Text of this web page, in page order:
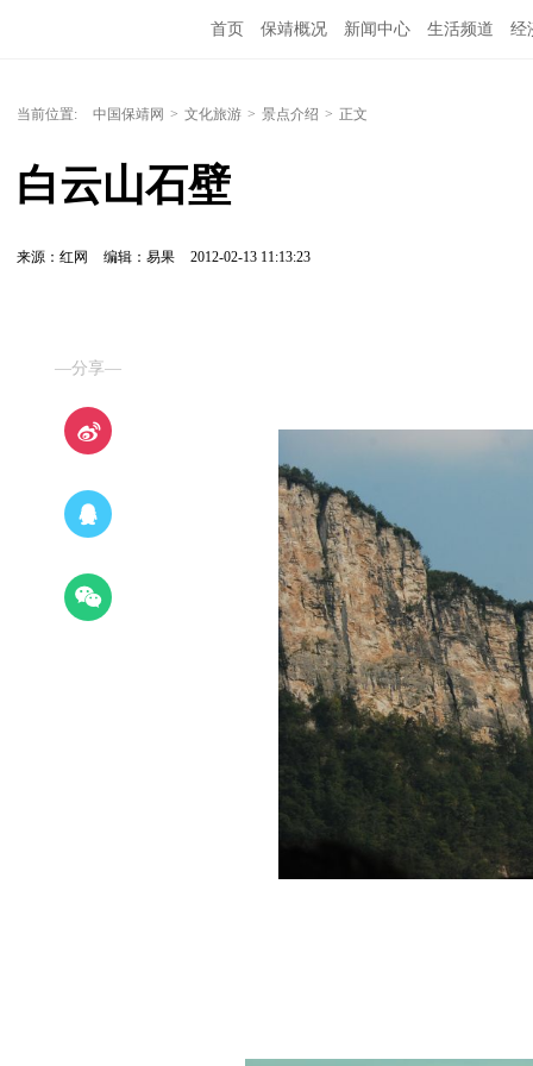
首页 保靖概况 新闻中心 生活频道 经
当前位置: 中国保靖网 > 文化旅游 > 景点介绍 > 正文
白云山石壁
来源：红网 编辑：易果 2012-02-13 11:13:23
—分享—